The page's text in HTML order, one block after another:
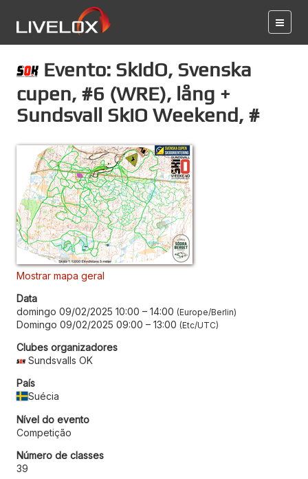
Evento: SkidO, Svenska
cupen, #6 (WRE), lång +
Sundsvall SkiO Weekend, #
Mostrar mapa geral
Data
domingo 09/02/2025 10:00 – 14:00 Europe/Berlin
Domingo 09/02/2025 09:00 – 13:00 Etc/UTC
Clubes organizadores
Sundsvalls OK
País
Suécia
Nível do evento
Competição
Número de classes
39